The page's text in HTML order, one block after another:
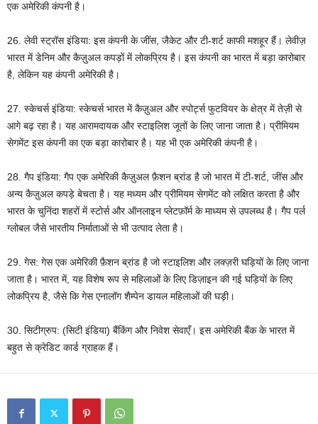
एक अमेरिकी कंपनी है।
26. लेवी स्ट्रॉस इंडिया: इस कंपनी के जींस, जैकेट और टी-शर्ट काफी मशहूर हैं। लेवीज़
भारत में डेनिम और कैज़ुअल कपड़ों में लोकप्रिय है। इस कंपनी का भारत में बड़ा कारोबार
है, लेकिन यह कंपनी अमेरिकी है।
27. स्केचर्स इंडिया: स्केचर्स भारत में कैज़ुअल और स्पोर्ट्स फुटवियर के क्षेत्र में तेज़ी से
आगे बढ़ रहा है। यह आरामदायक और स्टाइलिश जूतों के लिए जाना जाता है। प्रीमियम
सेगमेंट इस कंपनी का एक बड़ा कारोबार है। यह भी एक अमेरिकी कंपनी है।
28. गैप इंडिया: गैप एक अमेरिकी कैज़ुअल फ़ैशन ब्रांड है जो भारत में टी-शर्ट, जींस और
अन्य कैज़ुअल कपड़े बेचता है। यह मध्यम और प्रीमियम सेगमेंट को लक्षित करता है और
भारत के चुनिंदा शहरों में स्टोर्स और ऑनलाइन प्लेटफ़ॉर्म के माध्यम से उपलब्ध है। गैप पर्ल
ग्लोबल जैसे भारतीय निर्माताओं से भी उत्पाद लेता है।
29. गेस: गेस एक अमेरिकी फ़ैशन ब्रांड है जो स्टाइलिश और लक्ज़री घड़ियों के लिए जाना
जाता है। भारत में, यह विशेष रूप से महिलाओं के लिए डिज़ाइन की गई घड़ियों के लिए
लोकप्रिय है, जैसे कि गेस एनालॉग शैम्पेन डायल महिलाओं की घड़ी।
30. सिटीग्रुप: (सिटी इंडिया) बैंकिंग और निवेश सेवाएँ। इस अमेरिकी बैंक के भारत में
बहुत से क्रेडिट कार्ड ग्राहक हैं।